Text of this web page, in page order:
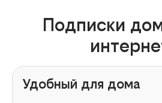
Подписки
Удобный для дома